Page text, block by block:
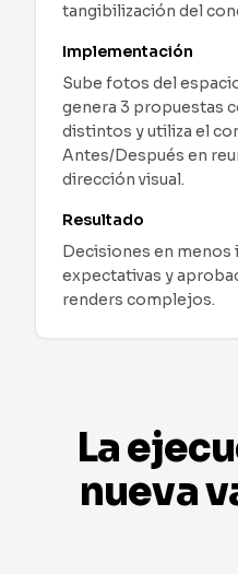
tangibilización del
Implementación
Sube fotos del
genera 3 propuestas
distintos y utiliza el
Antes/Después en
dirección visual.
Resultado
Decisiones en menos
expectativas y
renders complejos.
Implementación
Resultado:Mayor
E‑commerce de
Desafío:El producto
La
nueva